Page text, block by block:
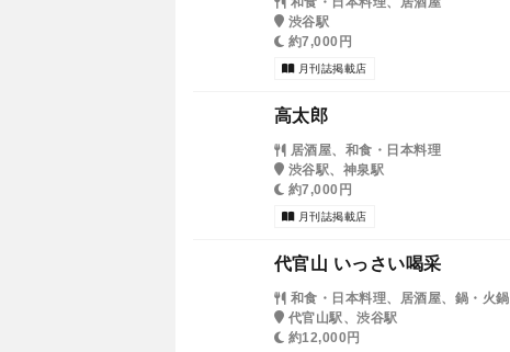
渋谷駅
約7,000円
月刊誌掲載店
高太郎
居酒屋、和食・日本料理
渋谷駅、神泉駅
約7,000円
月刊誌掲載店
代官山 いっさい喝采
和食・日本料理、居酒屋、鍋・火鍋
代官山駅、渋谷駅
約12,000円